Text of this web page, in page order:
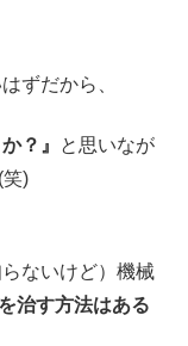
ずだから、
？』
と思いなが
)
ないけど）機械
治す方法はある